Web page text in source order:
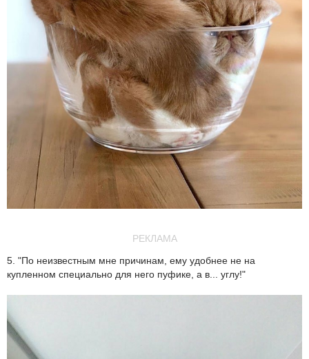
РЕКЛАМА
5. "По неизвестным мне причинам, ему удобнее не на
купленном специально для него пуфике, а в... углу!"